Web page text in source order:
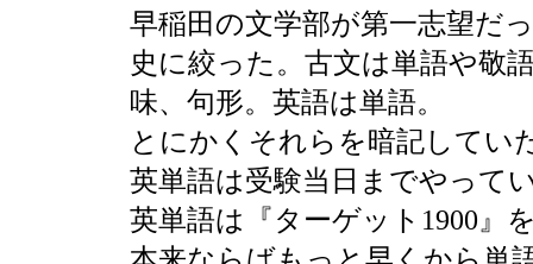
早稲田の文学部が第一志望だ
史に絞った。古文は単語や敬
味、句形。英語は単語。
とにかくそれらを暗記してい
英単語は受験当日までやって
英単語は『ターゲット1900』